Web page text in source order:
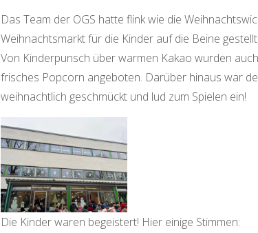
Das Team der OGS hatte flink wie die
Weihnachtsmarkt für die Kinder auf die Beine gestellt!
Von Kinderpunsch über warmen Kakao wurden
frisches Popcorn angeboten. Darüber hinaus war
weihnachtlich geschmückt und lud zum Spielen ein!
Die Kinder waren begeistert! Hier einige Stimmen: